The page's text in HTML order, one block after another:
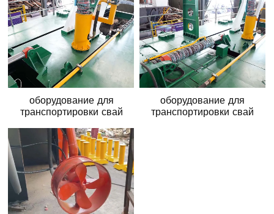
оборудование для
транспортировки свай
оборудование для
транспортировки свай